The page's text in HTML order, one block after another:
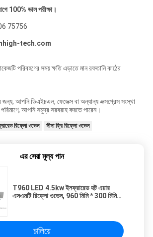
100% ভাল পরীক্ষা।
75756
tech.com
পরিবহণের সময় ক্ষতি এড়াতে মান রফতানি কাঠের
জন্য, আপনি ডিএইচএল, ফেডেক্স বা অন্যান্য এক্সপ্রেস সংস্থা
আপনি সমুদ্র সরবরাহ করতে পারেন।
রিফ্লো ওভেন সীসা ফ্রি রিফ্লো ওভেন
এর সেরা মূল্য পান
T960 LED 4.5kw ইনফ্রারেড হট এয়ার
এসএমটি রিফ্লো ওভেন, 960 মিমি * 300 মিমি
চালিয়ে